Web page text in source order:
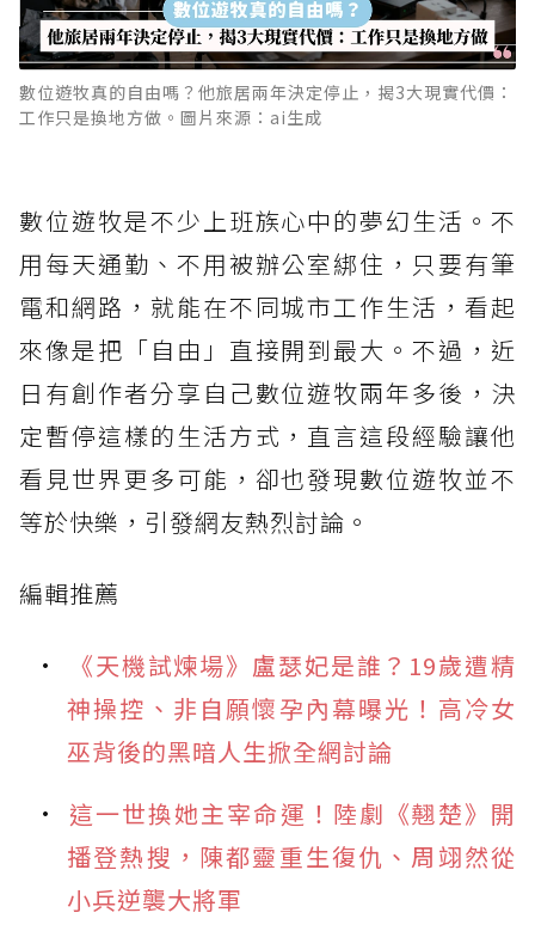
數位遊牧真的自由嗎？他旅居兩年決定停止，揭3大現實代價：
工作只是換地方做。圖片來源：ai生成
數位遊牧是不少上班族心中的夢幻生活。不
用每天通勤、不用被辦公室綁住，只要有筆
電和網路，就能在不同城市工作生活，看起
來像是把「自由」直接開到最大。不過，近
日有創作者分享自己數位遊牧兩年多後，決
定暫停這樣的生活方式，直言這段經驗讓他
看見世界更多可能，卻也發現數位遊牧並不
等於快樂，引發網友熱烈討論。
編輯推薦
《天機試煉場》盧瑟妃是誰？19歲遭精
神操控、非自願懷孕內幕曝光！高冷女
巫背後的黑暗人生掀全網討論
這一世換她主宰命運！陸劇《翹楚》開
播登熱搜，陳都靈重生復仇、周翊然從
小兵逆襲大將軍